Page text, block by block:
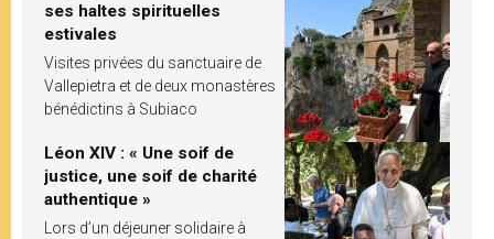
ses haltes spirituelles
estivales
Visites privées du sanctuaire de
Vallepietra et de deux monastères
bénédictins à Subiaco
Léon XIV : « Une soif de
justice, une soif de charité
authentique »
Lors d’un déjeuner solidaire à